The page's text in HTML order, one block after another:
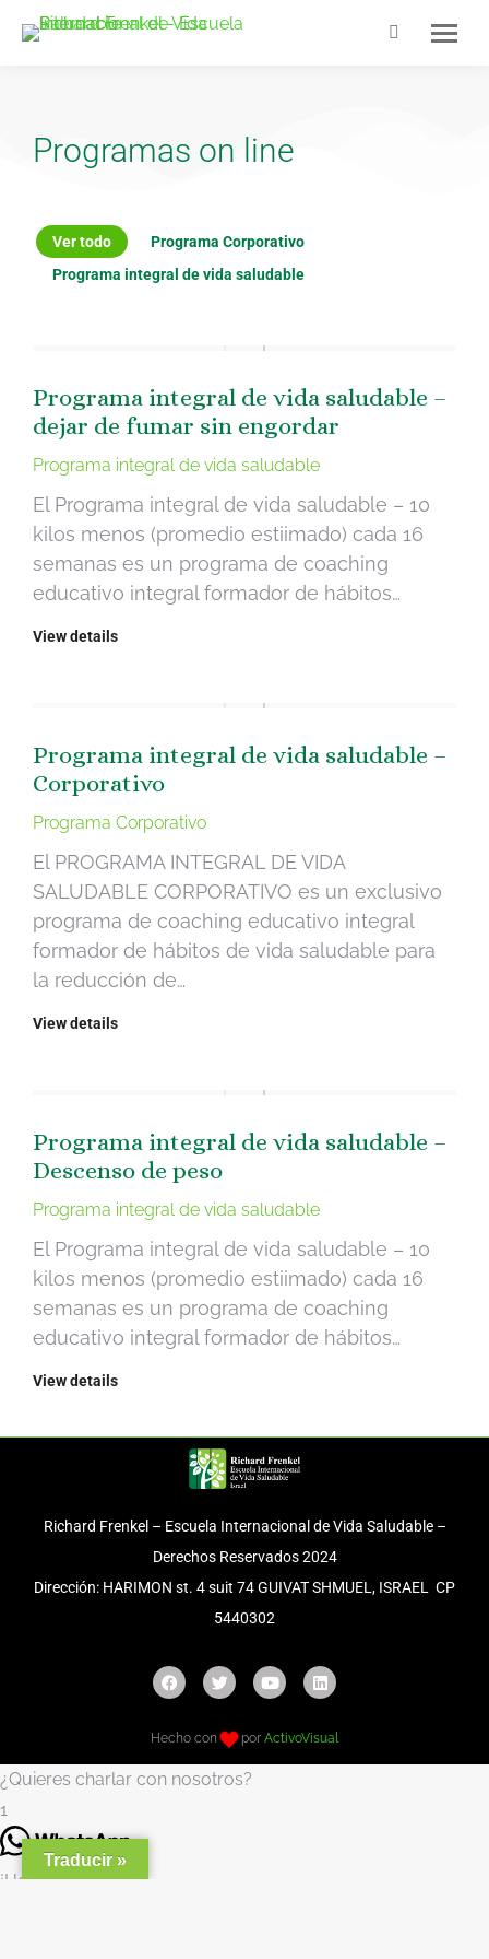
Programas on line
Ver todo
Programa Corporativo
Programa integral de vida saludable
Programa integral de vida saludable –
dejar de fumar sin engordar
Programa integral de vida saludable
El Programa integral de vida saludable – 10
kilos menos (promedio estiimado) cada 16
semanas es un programa de coaching
educativo integral formador de hábitos…
View details
Programa integral de vida saludable –
Corporativo
Programa Corporativo
El PROGRAMA INTEGRAL DE VIDA
SALUDABLE CORPORATIVO es un exclusivo
programa de coaching educativo integral
formador de hábitos de vida saludable para
la reducción de…
View details
Programa integral de vida saludable –
Descenso de peso
Programa integral de vida saludable
El Programa integral de vida saludable – 10
kilos menos (promedio estiimado) cada 16
semanas es un programa de coaching
educativo integral formador de hábitos…
View details
Richard Frenkel – Escuela Internacional de Vida Saludable –
Derechos Reservados 2024
Dirección: HARIMON st. 4 suit 74 GUIVAT SHMUEL, ISRAEL CP
5440302
Hecho con por ActivoVisual
Traducir »
¿Quieres charlar con nosotros?
1
¡Hola!